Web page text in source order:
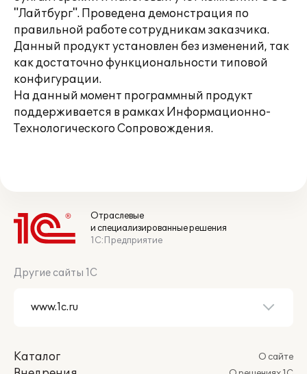
"Лайтбург". Проведена демонстрация по
правильной работе сотрудникам заказчика.
Данный продукт установлен без изменений, так
как достаточно функциональности типовой
конфигурации.
На данный момент программный продукт
поддерживается в рамках Информационно-
Технологического Сопровождения.
Отраслевые
и специализированные решения
1С:Предприятие
Другие сайты 1С
Каталог
О сайте